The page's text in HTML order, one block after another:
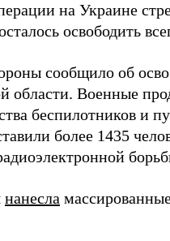
на Украине
освободить
сообщило об
области. Военные
беспилотников и
более 1435
нанесла